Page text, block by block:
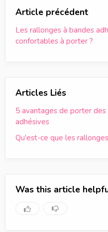
Article précédent
Les rallonges à bandes
confortables à porter ?
Articles Liés
5 avantages de porter
adhésives
Qu'est-ce que les
Was this article